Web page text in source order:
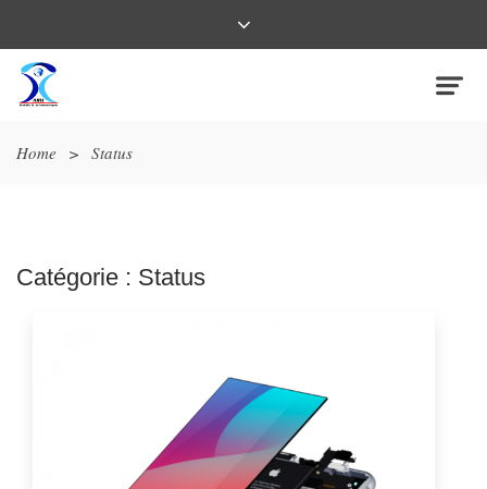
Home > Status
Catégorie : Status